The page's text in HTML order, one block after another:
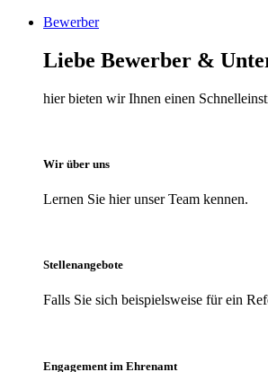
Bewerber
Liebe Bewerber &
hier bieten wir Ihnen einen
Wir über uns
Lernen Sie hier unser Team kennen.
Stellenangebote
Falls Sie sich beispielsweise für ein
Engagement im Ehrenamt